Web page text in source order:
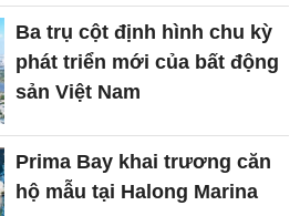
Ba trụ cột định hình chu kỳ
phát triển mới của bất động
sản Việt Nam
Prima Bay khai trương căn
hộ mẫu tại Halong Marina